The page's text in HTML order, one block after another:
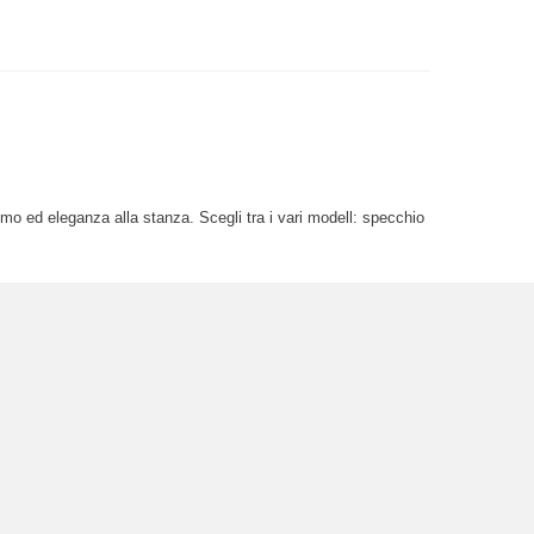
ed eleganza alla stanza. Scegli tra i vari modell: specchio